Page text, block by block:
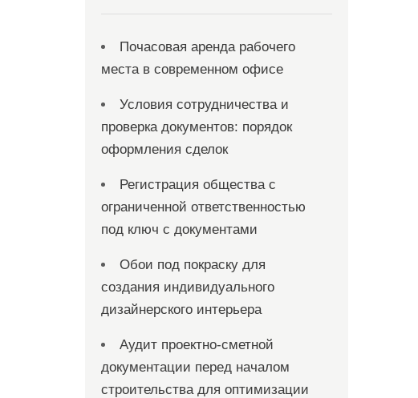
Почасовая аренда рабочего
места в современном офисе
Условия сотрудничества и
проверка документов: порядок
оформления сделок
Регистрация общества с
ограниченной ответственностью
под ключ с документами
Обои под покраску для
создания индивидуального
дизайнерского интерьера
Аудит проектно-сметной
документации перед началом
строительства для оптимизации